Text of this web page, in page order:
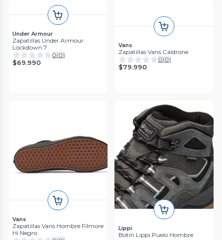
Under Armour
Zapatillas Under Armour
Lockdown 7
0(0)
$69.990
Vans
Zapatillas Vans Caldrone
0(0)
$79.990
Vans
Zapatillas Vans Hombre Filmore
Hi Negro
Lippi
Botín Lippi Puelo Hombre